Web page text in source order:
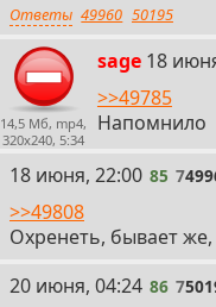
Ответы 49960 50195
14,5 Мб, mp4,
320x240, 5:34
sage 84
18
>>49785
Напомнило
85
18 июня, 22:00 85 7
>>49808
Охренеть, бывает
86
20 июня, 04:24 86 7